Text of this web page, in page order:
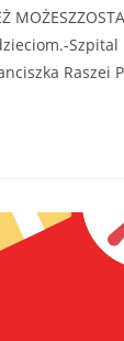
Szpital
Raszei